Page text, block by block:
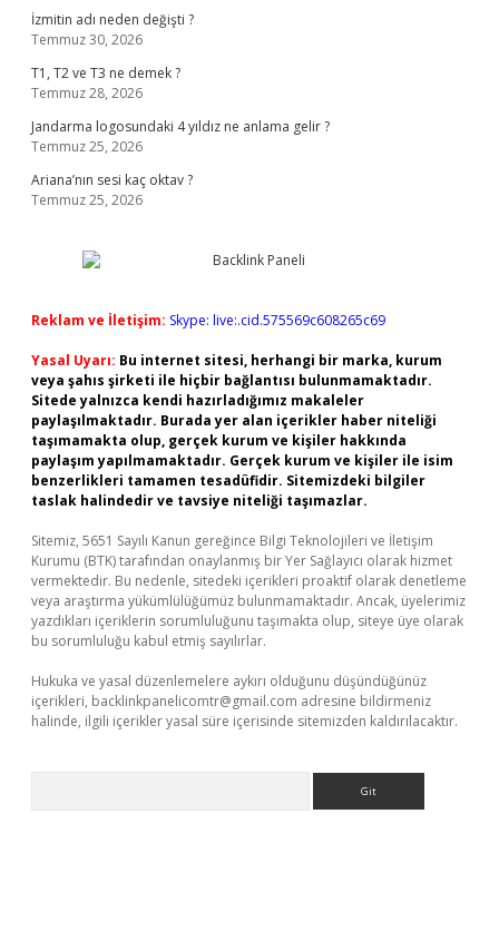
İzmitin adı neden değişti ?
Temmuz 30, 2026
T1, T2 ve T3 ne demek ?
Temmuz 28, 2026
Jandarma logosundaki 4 yıldız ne anlama gelir ?
Temmuz 25, 2026
Ariana’nın sesi kaç oktav ?
Temmuz 25, 2026
Reklam ve İletişim: Skype: live:.cid.575569c608265c69
Yasal Uyarı: Bu internet sitesi, herhangi bir marka, kurum
veya şahıs şirketi ile hiçbir bağlantısı bulunmamaktadır.
Sitede yalnızca kendi hazırladığımız makaleler
paylaşılmaktadır. Burada yer alan içerikler haber niteliği
taşımamakta olup, gerçek kurum ve kişiler hakkında
paylaşım yapılmamaktadır. Gerçek kurum ve kişiler ile isim
benzerlikleri tamamen tesadüfidir. Sitemizdeki bilgiler
taslak halindedir ve tavsiye niteliği taşımazlar.
Sitemiz, 5651 Sayılı Kanun gereğince Bilgi Teknolojileri ve İletişim
Kurumu (BTK) tarafından onaylanmış bir Yer Sağlayıcı olarak hizmet
vermektedir. Bu nedenle, sitedeki içerikleri proaktif olarak denetleme
veya araştırma yükümlülüğümüz bulunmamaktadır. Ancak, üyelerimiz
yazdıkları içeriklerin sorumluluğunu taşımakta olup, siteye üye olarak
bu sorumluluğu kabul etmiş sayılırlar.
Hukuka ve yasal düzenlemelere aykırı olduğunu düşündüğünüz
içerikleri, backlinkpanelicomtr@gmail.com adresine bildirmeniz
halinde, ilgili içerikler yasal süre içerisinde sitemizden kaldırılacaktır.